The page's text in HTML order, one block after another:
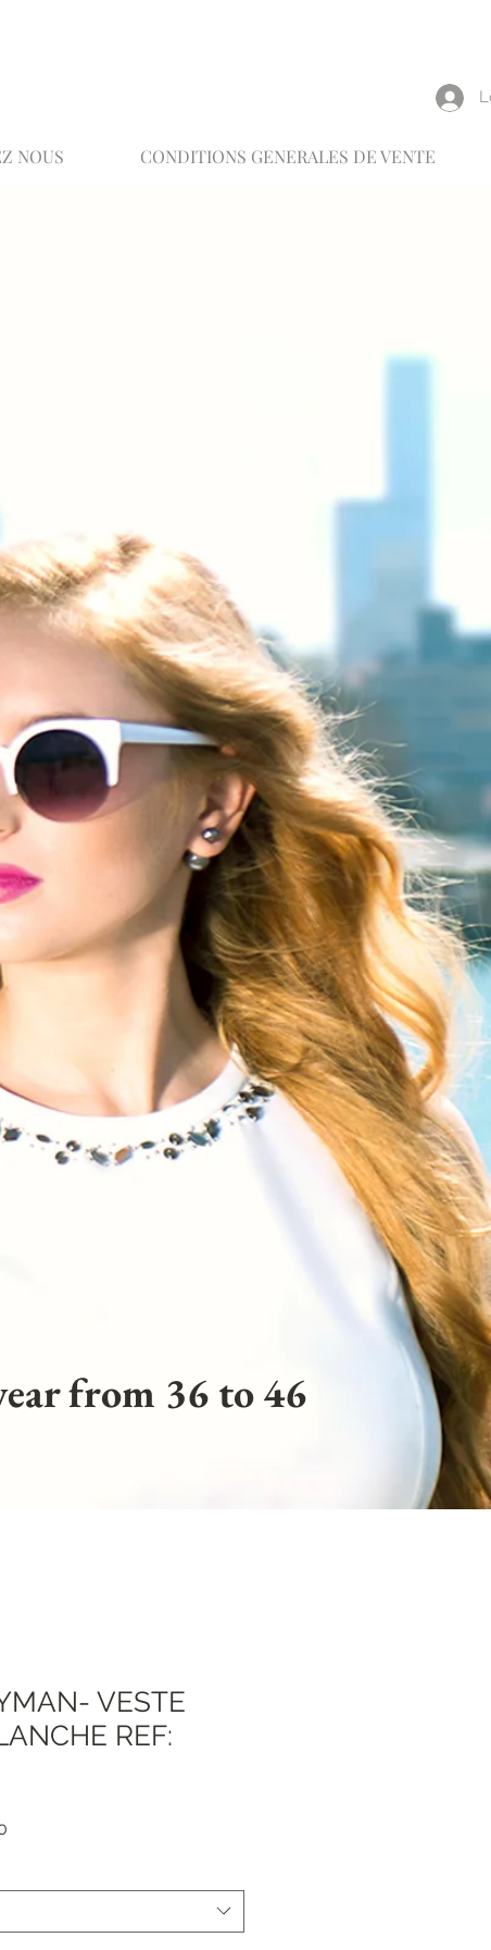
NOUS CONDITIONS GENERALES DE VENTE
from 36 to 46
VESTE
REF: